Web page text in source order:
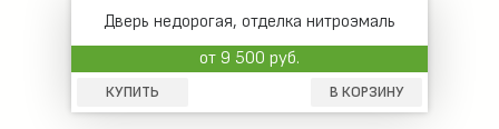
Дверь недорогая, отделка нитроэмаль
от 9 500 руб.
КУПИТЬ В КОРЗИНУ